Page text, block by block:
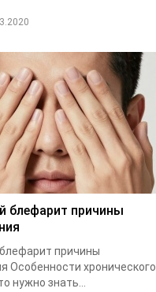
блефарит причины
причины
Особенности хронического
нужно знать...